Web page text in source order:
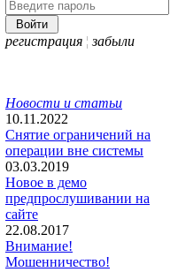
регистрация ¦ забыли
Новости и статьи
10.11.2022
Снятие ограничений на
операции вне системы
03.03.2019
Новое в демо
предпрослушивании на
сайте
22.08.2017
Внимание!
Мошенничество!